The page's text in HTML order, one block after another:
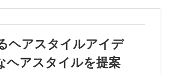
ヘアスタイルアイデ
ヘアスタイルを提案